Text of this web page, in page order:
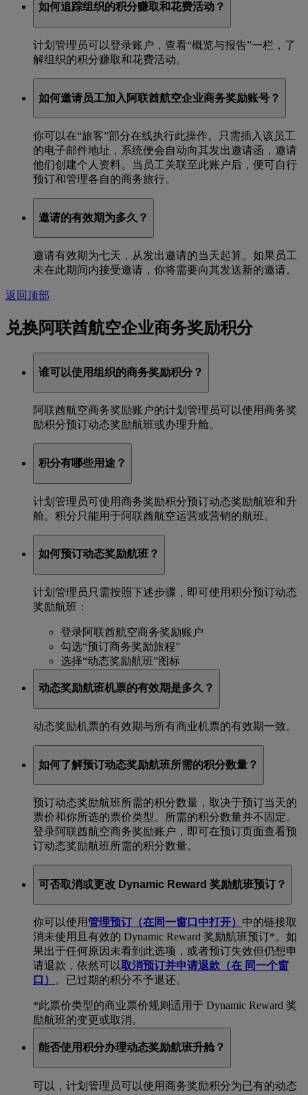
如何追踪组织的积分赚取和花费活动？
计划管理员可以登录账户，查看“概览与报告”一栏，了
解组织的积分赚取和花费活动。
如何邀请员工加入阿联酋航空企业商务奖励账号？
你可以在“旅客”部分在线执行此操作。只需插入该员工
的电子邮件地址，系统便会自动向其发出邀请函，邀请
他们创建个人资料。当员工关联至此账户后，便可自行
预订和管理各自的商务旅行。
邀请的有效期为多久？
邀请有效期为七天，从发出邀请的当天起算。如果员工
未在此期间内接受邀请，你将需要向其发送新的邀请。
返回顶部
兑换阿联酋航空企业商务奖励积分
谁可以使用组织的商务奖励积分？
阿联酋航空商务奖励账户的计划管理员可以使用商务奖
励积分预订动态奖励航班或办理升舱。
积分有哪些用途？
计划管理员可使用商务奖励积分预订动态奖励航班和升
舱。积分只能用于阿联酋航空运营或营销的航班。
如何预订动态奖励航班？
计划管理员只需按照下述步骤，即可使用积分预订动态
奖励航班：
登录阿联酋航空商务奖励账户
勾选“预订商务奖励旅程”
选择“动态奖励航班”图标
动态奖励航班机票的有效期是多久？
动态奖励机票的有效期与所有商业机票的有效期一致。
如何了解预订动态奖励航班所需的积分数量？
预订动态奖励航班所需的积分数量，取决于预订当天的
票价和你所选的票价类型。所需的积分数量并不固定。
登录阿联酋航空商务奖励账户，即可在预订页面查看预
订动态奖励航班所需的积分数量。
可否取消或更改 Dynamic Reward 奖励航班预订？
你可以使用管理预订 （在同一窗口中打开） 中的链接取
消未使用且有效的 Dynamic Reward 奖励航班预订*。如
果出于任何原因未看到此选项，或者预订失效但仍想申
请退款，依然可以取消预订并申请退款 （在 同一个窗
口）
。已过期的积分不予退还。
*此票价类型的商业票价规则适用于 Dynamic Reward 奖
励航班的变更或取消。
能否使用积分办理动态奖励航班升舱？
可以，计划管理员可以使用商务奖励积分为已有的动态